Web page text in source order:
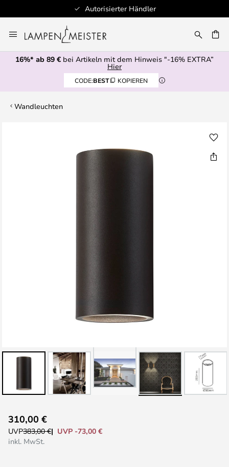
Autorisierter Händler
Inhalt
springen
16%* ab 89 € bei Artikeln mit dem Hinweis "-16% EXTRA”
Hier
CODE:BEST KOPIEREN
Wandleuchten
Anfang
der
310,00 €
UVP383,00 €
UVP -73,00 €
inkl. MwSt.